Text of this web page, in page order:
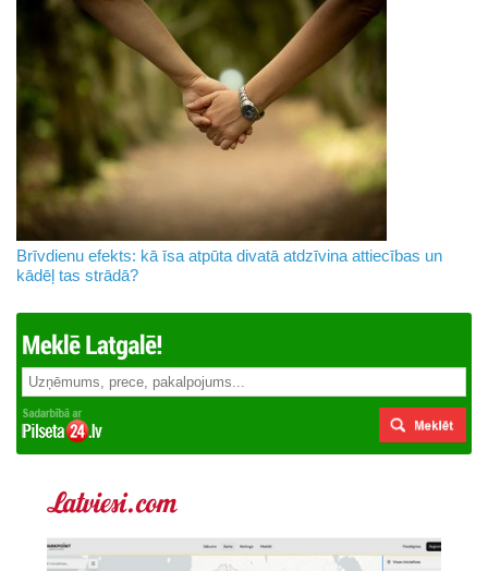
Brīvdienu efekts: kā īsa atpūta divatā atdzīvina attiecības un
kādēļ tas strādā?